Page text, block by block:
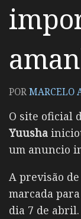
PORMARCELO
O site oficial
Yuusha
um anuncio
A previsão
marcada
dia 7 de